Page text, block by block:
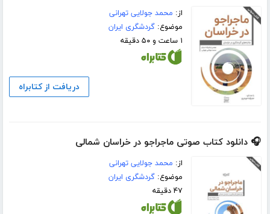
از: محمد جولایی تهرانی
موضوع:گردشگری ایران
۱ ساعت و ۵۰ دقیقه
دریافت از کتابراه
🎧 دانلود کتاب صوتی ماجراجو در خراسان شمالی
از: محمد جولایی تهرانی
موضوع:گردشگری ایران
۴۷ دقیقه